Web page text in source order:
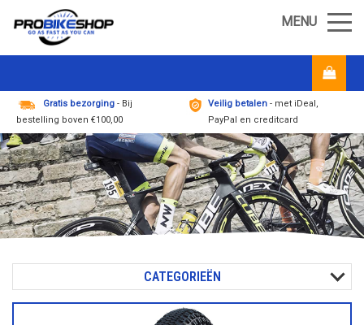
MENU
Gratis bezorging - Bij
bestelling boven €100,00
Veilig betalen - met iDeal,
PayPal en creditcard
CATEGORIEËN